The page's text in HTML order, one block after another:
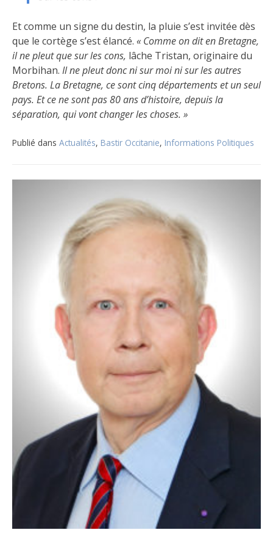
Et comme un signe du destin, la pluie s’est invitée dès
que le cortège s’est élancé. « Comme on dit en Bretagne,
il ne pleut que sur les cons, lâche Tristan, originaire du
Morbihan. Il ne pleut donc ni sur moi ni sur les autres
Bretons. La Bretagne, ce sont cinq départements et un seul
pays. Et ce ne sont pas 80 ans d’histoire, depuis la
séparation, qui vont changer les choses. »
Publié dans Actualités, Bastir Occitanie, Informations Politiques